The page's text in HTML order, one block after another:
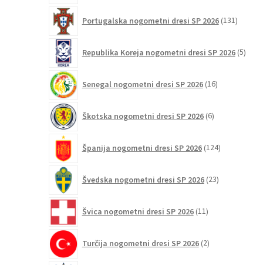
Portugalska nogometni dresi SP 2026 131
Republika Koreja nogometni dresi SP 2026 5
Senegal nogometni dresi SP 2026 16izdelkov
Škotska nogometni dresi SP 2026 6izdelkov
Španija nogometni dresi SP 2026 124izdelkov
Švedska nogometni dresi SP 2026 23izdelkov
Švica nogometni dresi SP 2026 11izdelkov
Turčija nogometni dresi SP 2026 2izdelka